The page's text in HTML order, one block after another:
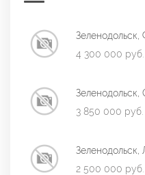
Зеленодольск,
4 300 000 руб.
Зеленодольск,
3 850 000 руб.
Зеленодольск,
2 500 000 руб.